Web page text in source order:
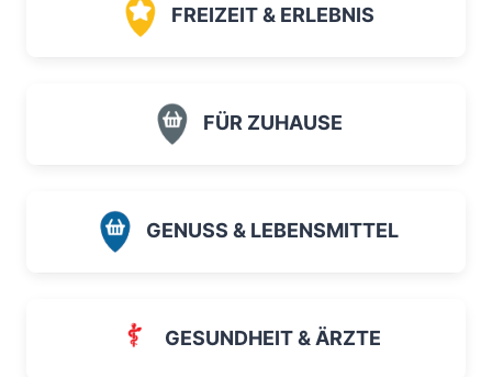
FREIZEIT & ERLEBNIS
FÜR ZUHAUSE
GENUSS & LEBENSMITTEL
GESUNDHEIT & ÄRZTE